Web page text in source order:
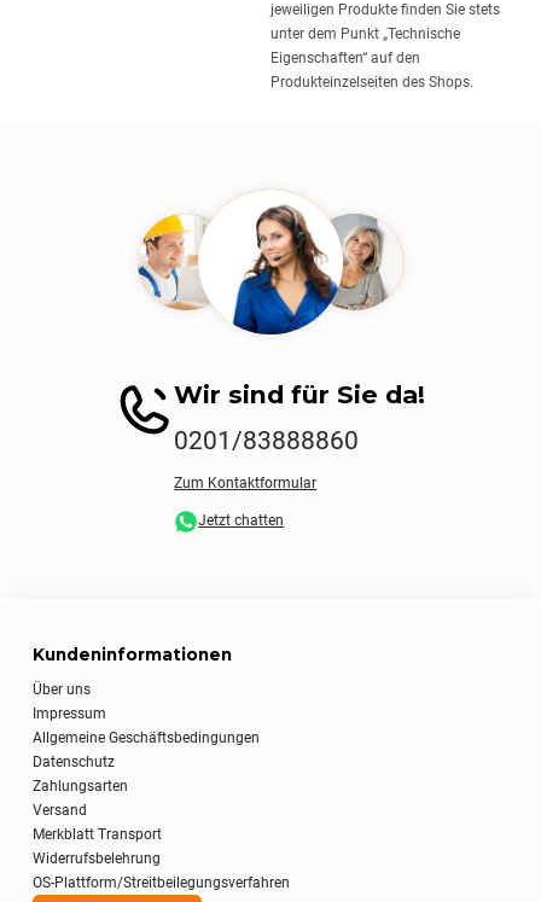
jeweiligen Produkte finden Sie stets
unter dem Punkt „Technische
Eigenschaften“ auf den
Produkteinzelseiten des Shops.
Wir sind für Sie da!
0201/83888860
Zum Kontaktformular
Jetzt chatten
Kundeninformationen
Über uns
Impressum
Allgemeine Geschäftsbedingungen
Datenschutz
Zahlungsarten
Versand
Merkblatt Transport
Widerrufsbelehrung
OS-Plattform/Streitbeilegungsverfahren